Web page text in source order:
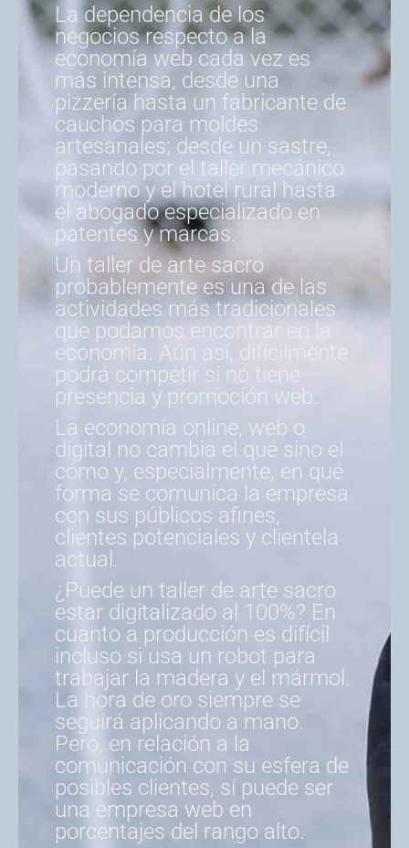
La dependencia de los
negocios respecto a la
economía web cada vez es
más intensa, desde una
pizzería hasta un fabricante de
cauchos para moldes
artesanales; desde un sastre,
pasando por el taller mecánico
moderno y el hotel rural hasta
el abogado especializado en
patentes y marcas.
Un taller de arte sacro
probablemente es una de las
actividades más tradicionales
que podamos encontrar en la
economía. Aún así, difícilmente
podrá competir si no tiene
presencia y promoción web.
La economía online, web o
digital no cambia el qué sino el
cómo y, especialmente, en qué
forma se comunica la empresa
con sus públicos afines,
clientes potenciales y clientela
actual.
¿Puede un taller de arte sacro
estar digitalizado al 100%? En
cuanto a producción es difícil
incluso si usa un robot para
trabajar la madera y el mármol.
La hora de oro siempre se
seguirá aplicando a mano.
Pero, en relación a la
comunicación con su esfera de
posibles clientes, sí puede ser
una empresa web en
porcentajes del rango alto.